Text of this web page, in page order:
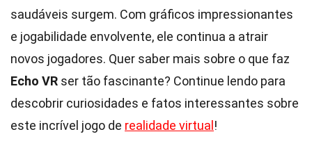
saudáveis surgem. Com gráficos impressionantes
e jogabilidade envolvente, ele continua a atrair
novos jogadores. Quer saber mais sobre o que faz
Echo VR ser tão fascinante? Continue lendo para
descobrir curiosidades e fatos interessantes sobre
este incrível jogo de realidade virtual !